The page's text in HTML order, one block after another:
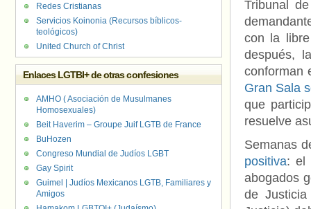
Tribunal
con la
después,
conforman
Gran Sala
que
resuelve
Semanas
positiva: el
abogados
de
Redes Cristianas
Servicios Koinonia (Recursos bíblicos-
teológicos)
United Church of Christ
Enlaces LGTBI+ de otras confesiones
AMHO ( Asociación de Musulmanes
Homosexuales)
Beit Haverim – Groupe Juif LGTB de France
BuHozen
Congreso Mundial de Judíos LGBT
Gay Spirit
Guimel | Judíos Mexicanos LGTB, Familiares y
Amigos